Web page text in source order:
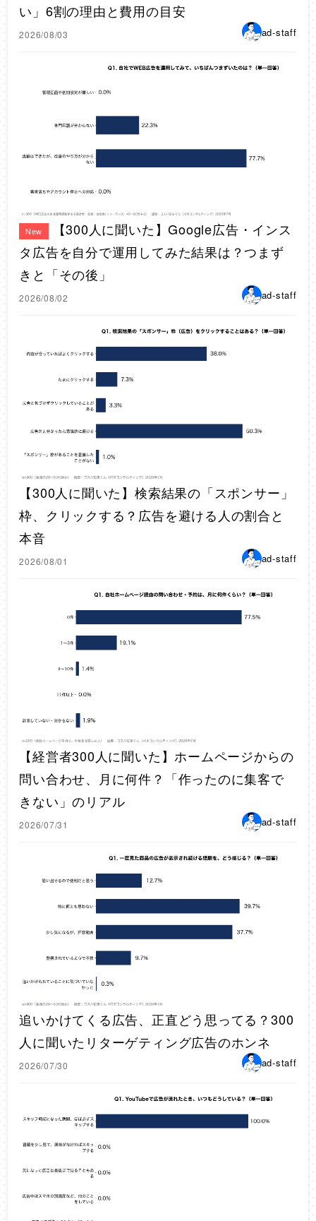
い」6割の理由と費用の目安
2026/08/03 ad-staff
New
【300人に聞いた】Google広告・インス
タ広告を自分で運用してみた結果は？つまず
きと「その後」
2026/08/02 ad-staff
【300人に聞いた】検索結果の「スポンサー」
枠、クリックする？広告を避ける人の割合と
本音
2026/08/01 ad-staff
【経営者300人に聞いた】ホームページからの
問い合わせ、月に何件？「作ったのに集客で
きない」のリアル
2026/07/31 ad-staff
追いかけてくる広告、正直どう思ってる？300
人に聞いたリターゲティング広告のホンネ
2026/07/30 ad-staff